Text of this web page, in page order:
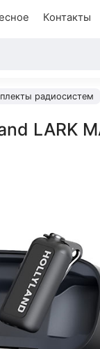
Контакты
радиосистем
LARK